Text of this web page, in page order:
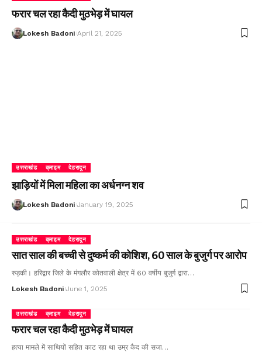
फरार चल रहा कैदी मुठभेड़ में घायल
Lokesh Badoni April 21, 2025
उत्तराखंड क्राइम देहरादून
झाड़ियों में मिला महिला का अर्धनग्न शव
Lokesh Badoni January 19, 2025
उत्तराखंड क्राइम देहरादून
सात साल की बच्ची से दुष्कर्म की कोशिश, 60 साल के बुजुर्ग पर आरोप
रुड़की। हरिद्वार जिले के मंगलौर कोतवाली क्षेत्र में 60 वर्षीय बुजुर्ग द्वारा…
Lokesh Badoni June 1, 2025
उत्तराखंड क्राइम देहरादून
फरार चल रहा कैदी मुठभेड़ में घायल
हत्या मामले में साथियों सहित काट रहा था उम्र कैद की सजा…